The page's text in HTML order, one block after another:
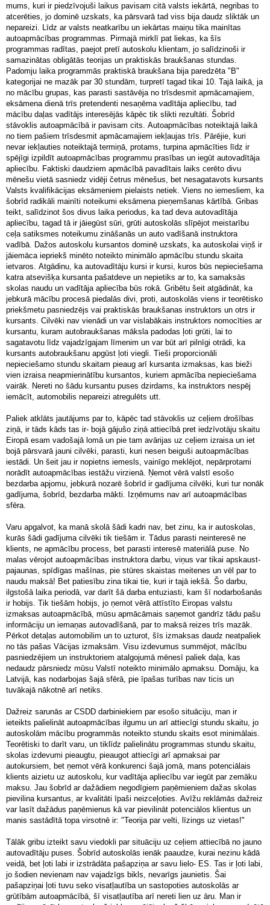
mums, kuri ir piedzīvojuši laikus pavisam citā valsts iekārtā, negribas to
atcerēties, jo dominē uzskats, ka pārsvarā tad viss bija daudz sliktāk un
nepareizi. Līdz ar valsts neatkarību un iekārtas maiņu tika mainītas
autoapmācības programmas. Pirmajā mirklī pat liekas, ka šīs
programmas radītas, paejot pretī autoskolu klientam, jo salīdzinoši ir
samazinātas obligātās teorijas un praktiskās braukšanas stundas.
Padomju laika programmās praktiskā braukšana bija paredzēta "B"
kategorijai ne mazāk par 30 stundām, turpretī tagad tikai 10. Tajā laikā, ja
no mācību grupas, kas parasti sastāvēja no trīsdesmit apmācamajiem,
eksāmena dienā trīs pretendenti nesaņēma vadītāja apliecību, tad
mācību daļas vadītājs interesējās kāpēc tik slikti rezultāti. Šobrīd
stāvoklis autoapmācībā ir pavisam cits. Autoapmācības noteiktajā laikā
no tiem pašiem trīsdesmit apmācamajiem iekļaujas trīs. Pārējie, kuri
nevar iekļauties noteiktajā termiņā, protams, turpina apmācīties līdz ir
spējīgi izpildīt autoapmācības programmu prasības un iegūt autovadītāja
apliecību. Faktiski daudziem apmācībā pavadītais laiks cerēto divu
mēnešu vietā sasniedz vidēji četrus mēnešus, bet nesagatavots kursants
Valsts kvalifikācijas eksāmeniem pielaists netiek. Viens no iemesliem, ka
šobrīd radikāli mainīti noteikumi eksāmena pieņemšanas kārtībā. Gribas
teikt, salīdzinot šos divus laika periodus, ka tad deva autovadītāja
apliecību, tagad tā ir jāiegūst sūri, grūti autoskolās slīpējot meistarību
ceļa satiksmes noteikumu zināšanās un auto vadīšanā instruktora
vadībā. Dažos autoskolu kursantos dominē uzskats, ka autoskolai viņš ir
jāiemāca iepriekš minēto noteikto minimālo apmācību stundu skaita
ietvaros. Atgādinu, ka autovadītāju kursi ir kursi, kuros būs nepieciešama
katra atsevišķa kursanta pašatdeve un nepietiks ar to, ka samaksās
skolas naudu un vadītāja apliecība būs rokā. Gribētu šeit atgādināt, ka
jebkurā mācību procesā piedalās divi, proti, autoskolās viens ir teorētisko
priekšmetu pasniedzējs vai praktiskās braukšanas instruktors un otrs ir
kursants. Cilvēki nav vienādi un var vislabākais instruktors nomocīties ar
kursantu, kuram autobraukšanas māksla padodas ļoti grūti, lai to
sagatavotu līdz vajadzīgajam līmenim un var būt arī pilnīgi otrādi, ka
kursants autobraukšanu apgūst ļoti viegli. Tieši proporcionāli
nepieciešamo stundu skaitam pieaug arī kursanta izmaksas, kas bieži
vien izraisa neapmierinātību kursantos, kuriem apmācība nepieciešama
vairāk. Nereti no šādu kursantu puses dzirdams, ka instruktors nespēj
iemācīt, automobilis nepareizi atregulēts utt.
Paliek atklāts jautājums par to, kāpēc tad stāvoklis uz ceļiem drošības
ziņā, ir tāds kāds tas ir- bojā gājušo ziņā attiecībā pret iedzīvotāju skaitu
Eiropā esam vadošajā lomā un pie tam avārijas uz ceļiem izraisa un iet
bojā pārsvarā jauni cilvēki, parasti, kuri nesen beiguši autoapmācības
iestādi. Un šeit jau ir nopietns iemesls, vainīgo meklējot, nepārprotami
norādīt autoapmācības iestāžu virzienā. Ņemot vērā valstī esošo
bezdarba apjomu, jebkurā nozarē šobrīd ir gadījuma cilvēki, kuri tur nonāk
gadījuma, šobrīd, bezdarba mākti. Izņēmums nav arī autoapmācības
sfēra.
Varu apgalvot, ka manā skolā šādi kadri nav, bet zinu, ka ir autoskolas,
kurās šādi gadījuma cilvēki tik tiešām ir. Tādus parasti neinteresē ne
klients, ne apmācību process, bet parasti interesē materiālā puse. No
malas vērojot autoapmācības instruktora darbu, viņus var tikai apskaust-
pajaunas, spīdīgas mašīnas, pie stūres skaistas meitenes un vēl par to
naudu maksā! Bet patiesību zina tikai tie, kuri ir tajā iekšā. Šo darbu,
ilgstošā laika periodā, var darīt šā darba entuziasti, kam šī nodarbošanās
ir hobijs. Tik tiešām hobijs, jo ņemot vērā attīstīto Eiropas valstu
izmaksas autoapmācībā, mūsu apmācāmais saņemot gandrīz tādu pašu
informāciju un iemaņas autovadīšanā, par to maksā reizes trīs mazāk.
Pērkot detaļas automobilim un to uzturot, šīs izmaksas daudz neatpaliek
no tās pašas Vācijas izmaksām. Visu izdevumus summējot, mācību
pasniedzējiem un instruktoriem atalgojumā mēnesī paliek daļa, kas
nedaudz pārsniedz mūsu Valstī noteikto minimālo apmaksu. Domāju, ka
Latvijā, kas nodarbojas šajā sfērā, pie īpašas turības nav ticis un
tuvākajā nākotnē arī netiks.
Dažreiz sarunās ar CSDD darbiniekiem par esošo situāciju, man ir
ieteikts palielināt autoapmācības ilgumu un arī attiecīgi stundu skaitu, jo
autoskolām mācību programmās noteikto stundu skaits esot minimālais.
Teorētiski to darīt varu, un tiklīdz palielinātu programmas stundu skaitu,
skolas izdevumi pieaugtu, pieaugot attiecīgi arī apmaksai par
autokursiem, bet ņemot vērā konkurenci šajā jomā, mans potenciālais
klients aizietu uz autoskolu, kur vadītāja apliecību var iegūt par zemāku
maksu. Jau šobrīd ar dažādiem negodīgiem paņēmieniem dažas skolas
pievilina kursantus, ar kvalitāti īpaši neizceļoties. Avīžu reklāmās dažreiz
var lasīt dažādus paņēmienus kā var pievilināt potenciālos klientus un
manis sastādītā topa virsotnē ir: "Teorija par velti, līzings uz vietas!"
Tālāk gribu izteikt savu viedokli par situāciju uz ceļiem attiecībā no jauno
autovadītāju puses. Šobrīd autoskolās ienāk paaudze, kurai nezinu kādā
veidā, bet ļoti labi ir izstrādāta pašapziņa ar savu lielo- ES. Tas ir ļoti labi,
jo šodien nevienam nav vajadzīgs bikls, nevarīgs jaunietis. Šai
pašapziņai ļoti tuvu seko visatļautība un sastopoties autoskolās ar
grūtībām autoapmācībā, šī visatļautība arī nereti lien uz āru. Man ir